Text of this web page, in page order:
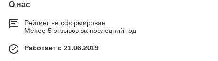
О нас
Рейтинг не сформирован
Менее 5 отзывов за последний год
Работает с 21.06.2019